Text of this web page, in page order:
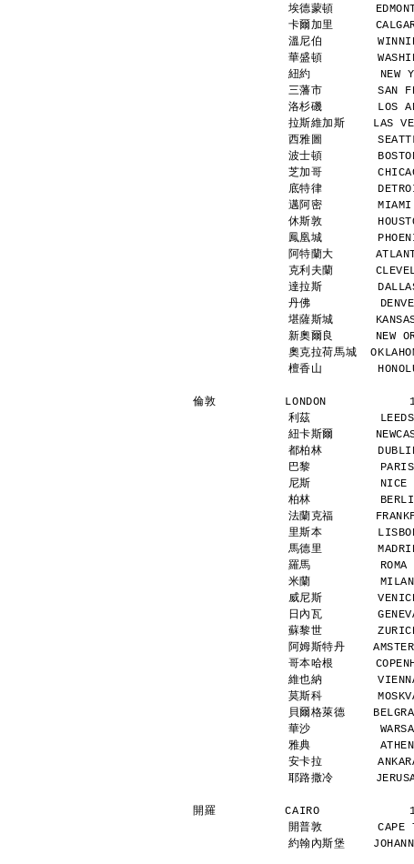
埃德蒙頓
卡爾加里
溫尼伯
華盛頓
紐約
三藩市        SAN
洛杉磯        LOS
拉斯維加斯
西雅圖
波士頓
芝加哥
底特律
邁阿密
休斯敦
鳳凰城
阿特蘭大
克利夫蘭
達拉斯
丹佛
堪薩斯城
新奧爾良
奧克拉荷馬城
檀香山
倫敦          LONDON
利茲
紐卡斯爾
都柏林
巴黎
尼斯
柏林
法蘭克福
里斯本
馬德里
羅馬
米蘭
威尼斯
日內瓦
蘇黎世
阿姆斯特丹
哥本哈根
維也納
莫斯科
貝爾格萊德
華沙
雅典
安卡拉
耶路撒冷
開羅          CAIRO
開普敦
約翰內斯堡